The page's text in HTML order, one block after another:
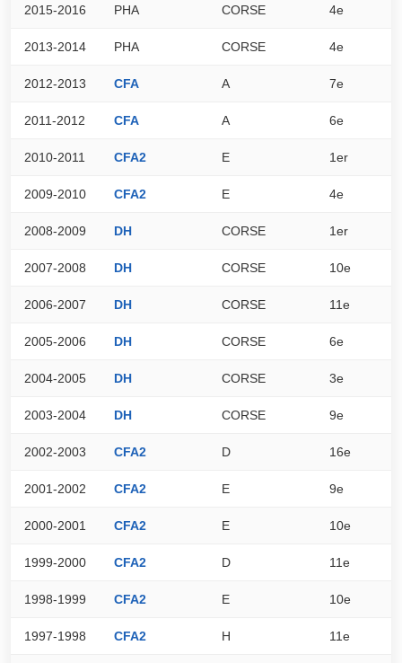
2015-2016 PHA CORSE 4e
2013-2014 PHA CORSE 4e
2012-2013 CFA A 7e
2011-2012 CFA A 6e
2010-2011 CFA2 E 1er
2009-2010 CFA2 E 4e
2008-2009 DH CORSE 1er
2007-2008 DH CORSE 10e
2006-2007 DH CORSE 11e
2005-2006 DH CORSE 6e
2004-2005 DH CORSE 3e
2003-2004 DH CORSE 9e
2002-2003 CFA2 D 16e
2001-2002 CFA2 E 9e
2000-2001 CFA2 E 10e
1999-2000 CFA2 D 11e
1998-1999 CFA2 E 10e
1997-1998 CFA2 H 11e